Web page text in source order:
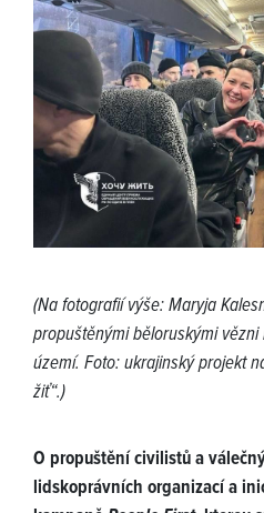
(Na fotografií výše: Maryja
propuštěnými běloruskými
území. Foto: ukrajinský projekt
žiť“.)
O propuštění civilistů a
lidskoprávních organizací a